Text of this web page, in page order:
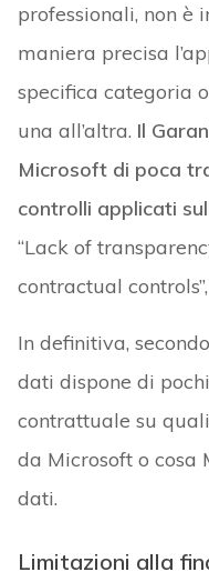
professionali, non
maniera precisa
specifica categoria
una all’altra. Il
Microsoft di poca
controlli applicati
“Lack of
contractual
In definitiva,
dati dispone di
contrattuale su
da Microsoft o cosa
dati.
Limitazioni alla